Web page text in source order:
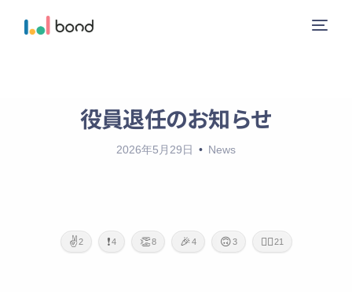
役員退任のお知らせ
2026年5月29日 News
✌️2 ❗4 👏8 🎉4 🙃3 🙇‍♂️21
ニュース
会社概要